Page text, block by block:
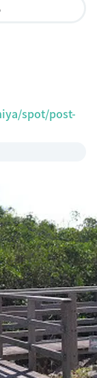
spot/post-